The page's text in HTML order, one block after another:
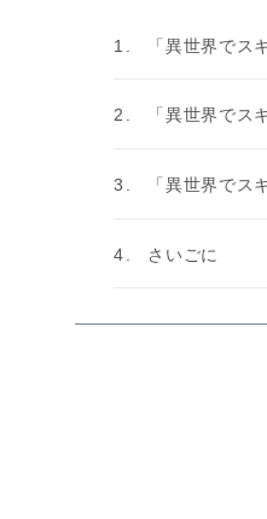
「異世界でス
「異世界でス
「異世界で
さいごに